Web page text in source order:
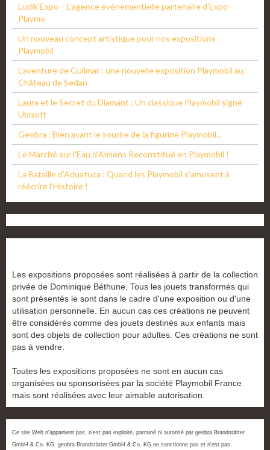
Ludik'Expo – L'agence événementielle partenaire d'Expo-
Playmo
Un nouveau concept artistique pour nos expositions
Playmobil
L'aventure de Guilmar : une nouvelle exposition Playmobil au
Château de Sedan
Laura et le Secret du Diamant : Un classique Playmobil signé
Ubisoft
Geobra : Bien avant le sourire de la figurine Playmobil...
Le Marché sur l'Eau d'Amiens Reconstitué en Playmobil !
La Bataille d'Aduatuca : Quand les Playmobil s'amusent à
réécrire l'Histoire !
Les expositions proposées sont réalisées à partir de la collection
privée de Dominique Béthune. Tous les jouets transformés qui
sont présentés le sont dans le cadre d'une exposition ou d'une
utilisation personnelle. En aucun cas ces créations ne peuvent
être considérés comme des jouets destinés aux enfants mais
sont des objets de collection pour adultes. Ces créations ne sont
pas à vendre.
Toutes les expositions proposées ne sont en aucun cas
organisées ou sponsorisées par la société Playmobil France
mais sont réalisées avec leur aimable autorisation.
Ce site Web n'appartient pas, n'est pas exploité, parrainé ni autorisé par geobra Brandstätter
GmbH & Co. KG. geobra Brandstätter GmbH & Co. KG ne sanctionne pas et n'est pas